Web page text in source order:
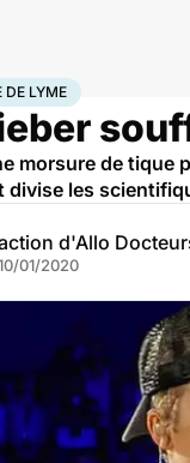
de Lyme
DE LYME
morsure de tique
divise les
d'Allo
01/2020